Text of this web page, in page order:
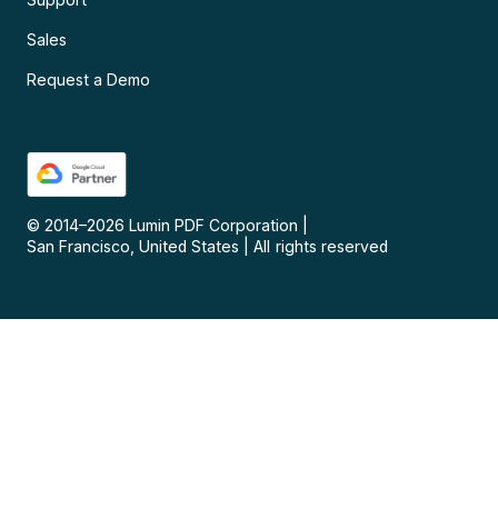
Sales
Request a Demo
© 2014–2026 Lumin PDF Corporation
San Francisco, United States
All rights reserved